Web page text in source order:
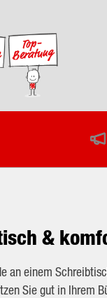
&
an einem
Sie gut in Ihrem